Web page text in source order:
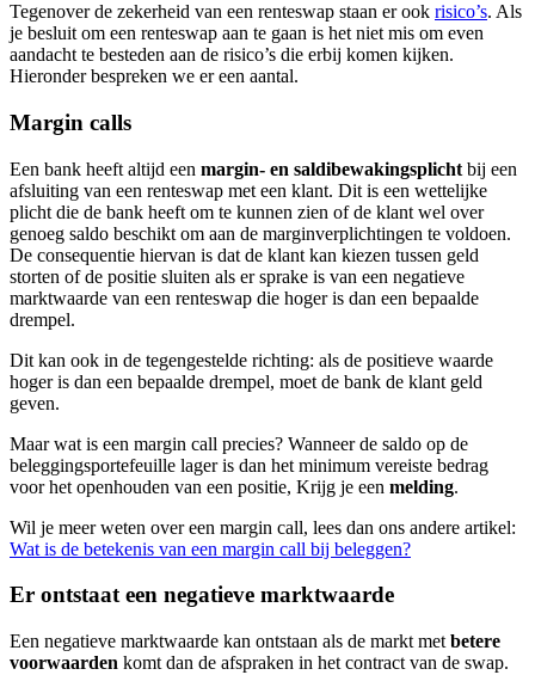
Tegenover de zekerheid van een renteswap staan er ook risico’s. Als
je besluit om een renteswap aan te gaan is het niet mis om even
aandacht te besteden aan de risico’s die erbij komen kijken.
Hieronder bespreken we er een aantal.
Margin calls
Een bank heeft altijd een margin- en saldibewakingsplicht bij een
afsluiting van een renteswap met een klant. Dit is een wettelijke
plicht die de bank heeft om te kunnen zien of de klant wel over
genoeg saldo beschikt om aan de marginverplichtingen te voldoen.
De consequentie hiervan is dat de klant kan kiezen tussen geld
storten of de positie sluiten als er sprake is van een negatieve
marktwaarde van een renteswap die hoger is dan een bepaalde
drempel.
Dit kan ook in de tegengestelde richting: als de positieve waarde
hoger is dan een bepaalde drempel, moet de bank de klant geld
geven.
Maar wat is een margin call precies? Wanneer de saldo op de
beleggingsportefeuille lager is dan het minimum vereiste bedrag
voor het openhouden van een positie, Krijg je een melding.
Wil je meer weten over een margin call, lees dan ons andere artikel:
Wat is de betekenis van een margin call bij beleggen?
Er ontstaat een negatieve marktwaarde
Een negatieve marktwaarde kan ontstaan als de markt met betere
voorwaarden komt dan de afspraken in het contract van de swap.